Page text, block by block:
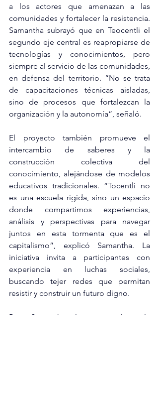
a los actores que amenazan a las
comunidades y fortalecer la resistencia.
Samantha subrayó que en Teocentli el
segundo eje central es reapropiarse de
tecnologías y conocimientos, pero
siempre al servicio de las comunidades,
en defensa del territorio. “No se trata
de capacitaciones técnicas aisladas,
sino de procesos que fortalezcan la
organización y la autonomía”, señaló.
El proyecto también promueve el
intercambio de saberes y la
construcción colectiva del
conocimiento, alejándose de modelos
educativos tradicionales. “Tocentli no
es una escuela rígida, sino un espacio
donde compartimos experiencias,
análisis y perspectivas para navegar
juntos en esta tormenta que es el
capitalismo”, explicó Samantha. La
iniciativa invita a participantes con
experiencia en luchas sociales,
buscando tejer redes que permitan
resistir y construir un futuro digno.
Para Samantha, la autonomía y la